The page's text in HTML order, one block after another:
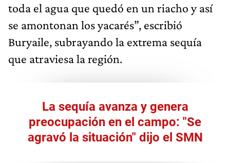
toda el agua que quedó en un riacho y así
se amontonan los yacarés”, escribió
Buryaile, subrayando la extrema sequía
que atraviesa la región.
La sequía avanza y genera
preocupación en el campo: "Se
agravó la situación" dijo el SMN